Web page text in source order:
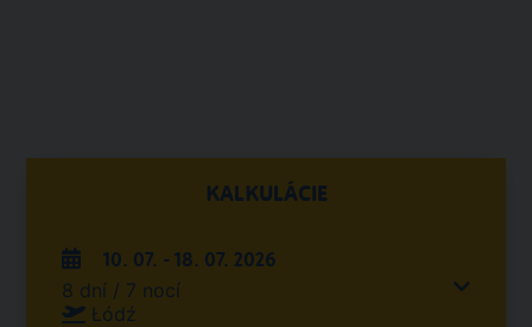
KALKULÁCIE
10. 07. - 18. 07. 2026
8 dní / 7 nocí
Łódź